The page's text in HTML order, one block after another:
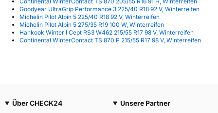
Goodyear UltraGrip Performance 3 225/40 R18 92 V, Winterreifen
Michelin Pilot Alpin 5 225/40 R18 92 V, Winterreifen
Michelin Pilot Alpin 5 275/35 R19 100 W, Winterreifen
Hankook Winter I Cept RS3 W462 215/55 R17 98 V, Winterreifen
Continental WinterContact TS 870 P 215/55 R17 98 V, Winterreifen
Über CHECK24
Unsere Partner